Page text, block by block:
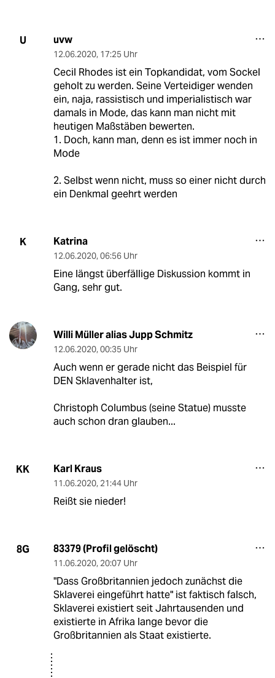
U uvw
12.06.2020, 17:25 Uhr
Cecil Rhodes ist ein Topkandidat, vom Sockel
geholt zu werden. Seine Verteidiger wenden
ein, naja, rassistisch und imperialistisch war
damals in Mode, das kann man nicht mit
heutigen Maßstäben bewerten.
1. Doch, kann man, denn es ist immer noch in
Mode
2. Selbst wenn nicht, muss so einer nicht durch
ein Denkmal geehrt werden
K Katrina
12.06.2020, 06:56 Uhr
Eine längst überfällige Diskussion kommt in
Gang, sehr gut.
Willi Müller alias Jupp Schmitz
12.06.2020, 00:35 Uhr
Auch wenn er gerade nicht das Beispiel für
DEN Sklavenhalter ist,
Christoph Columbus (seine Statue) musste
auch schon dran glauben...
KK Karl Kraus
11.06.2020, 21:44 Uhr
Reißt sie nieder!
8G 83379 (Profil gelöscht)
11.06.2020, 20:07 Uhr
"Dass Großbritannien jedoch zunächst die
Sklaverei eingeführt hatte" ist faktisch falsch,
Sklaverei existiert seit Jahrtausenden und
existierte in Afrika lange bevor die
Großbritannien als Staat existierte.